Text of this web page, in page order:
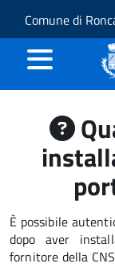
Salta al
Skip to
Comune di
È possibile
dopo aver
fornitore della CNS